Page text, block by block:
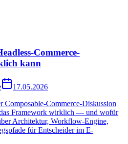
Commerce-
kann
17.05.2026
Composable-Commerce-Diskussion
Framework wirklich — und wofür
Architektur, Workflow-Engine,
für Entscheider im E-